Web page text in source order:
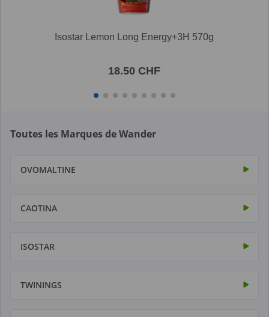
Isostar Lemon Long Energy+3H 570g
18.50 CHF
Toutes les Marques de Wander
OVOMALTINE
CAOTINA
ISOSTAR
TWININGS